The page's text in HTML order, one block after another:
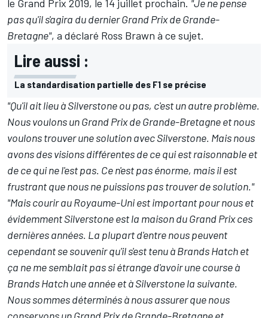
le Grand Prix 2019, le 14 juillet prochain. "Je ne pense
pas qu'il s'agira du dernier Grand Prix de Grande-
Bretagne", a déclaré Ross Brawn à ce sujet.
Lire aussi :
La standardisation partielle des F1 se précise
"Qu'il ait lieu à Silverstone ou pas, c'est un autre problème.
Nous voulons un Grand Prix de Grande-Bretagne et nous
voulons trouver une solution avec Silverstone. Mais nous
avons des visions différentes de ce qui est raisonnable et
de ce qui ne l'est pas. Ce n'est pas énorme, mais il est
frustrant que nous ne puissions pas trouver de solution."
"Mais courir au Royaume-Uni est important pour nous et
évidemment Silverstone est la maison du Grand Prix ces
dernières années. La plupart d'entre nous peuvent
cependant se souvenir qu'il s'est tenu à Brands Hatch et
ça ne me semblait pas si étrange d'avoir une course à
Brands Hatch une année et à Silverstone la suivante.
Nous sommes déterminés à nous assurer que nous